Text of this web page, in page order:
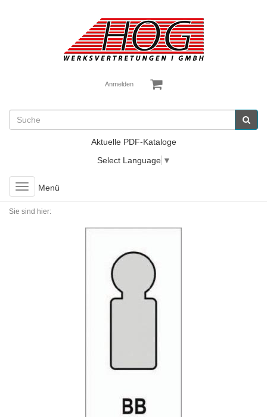
Anmelden
Aktuelle PDF-Kataloge
Select Language ▼
Toggle
navigation
Menü
Sie sind hier: